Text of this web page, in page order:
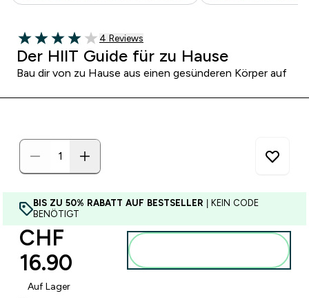
4 out of 5 stars
4 customer reviews
4 Reviews
Der HIIT Guide für zu Hause
Bau dir von zu Hause aus einen gesünderen Körper auf
BIS ZU 50% RABATT AUF BESTSELLER | KEIN CODE
BENÖTIGT
CHF
16.90‎
Auf Lager